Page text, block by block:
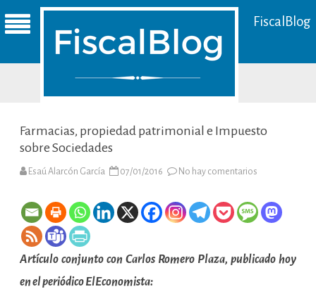
FiscalBlog
Farmacias, propiedad patrimonial e Impuesto
sobre Sociedades
Esaú Alarcón García 07/01/2016 No hay comentarios
patrimonial
e
Impuesto
Artículo conjunto con Carlos Romero Plaza, publicado hoy
en el periódico ElEconomista: